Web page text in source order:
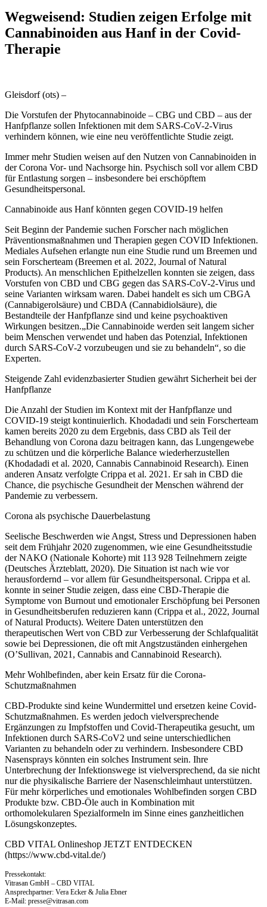
Wegweisend: Studien zeigen Erfolge mit
Cannabinoiden aus Hanf in der Covid-
Therapie
Gleisdorf (ots) –
Die Vorstufen der Phytocannabinoide – CBG und CBD – aus der
Hanfpflanze sollen Infektionen mit dem SARS-CoV-2-Virus
verhindern können, wie eine neu veröffentlichte Studie zeigt.
Immer mehr Studien weisen auf den Nutzen von Cannabinoiden in
der Corona Vor- und Nachsorge hin. Psychisch soll vor allem CBD
für Entlastung sorgen – insbesondere bei erschöpftem
Gesundheitspersonal.
Cannabinoide aus Hanf könnten gegen COVID-19 helfen
Seit Beginn der Pandemie suchen Forscher nach möglichen
Präventionsmaßnahmen und Therapien gegen COVID Infektionen.
Mediales Aufsehen erlangte nun eine Studie rund um Breemen und
sein Forscherteam (Breemen et al. 2022, Journal of Natural
Products). An menschlichen Epithelzellen konnten sie zeigen, dass
Vorstufen von CBD und CBG gegen das SARS-CoV-2-Virus und
seine Varianten wirksam waren. Dabei handelt es sich um CBGA
(Cannabigerolsäure) und CBDA (Cannabidiolsäure), die
Bestandteile der Hanfpflanze sind und keine psychoaktiven
Wirkungen besitzen.„Die Cannabinoide werden seit langem sicher
beim Menschen verwendet und haben das Potenzial, Infektionen
durch SARS-CoV-2 vorzubeugen und sie zu behandeln“, so die
Experten.
Steigende Zahl evidenzbasierter Studien gewährt Sicherheit bei der
Hanfpflanze
Die Anzahl der Studien im Kontext mit der Hanfpflanze und
COVID-19 steigt kontinuierlich. Khodadadi und sein Forscherteam
kamen bereits 2020 zu dem Ergebnis, dass CBD als Teil der
Behandlung von Corona dazu beitragen kann, das Lungengewebe
zu schützen und die körperliche Balance wiederherzustellen
(Khodadadi et al. 2020, Cannabis Cannabinoid Research). Einen
anderen Ansatz verfolgte Crippa et al. 2021. Er sah in CBD die
Chance, die psychische Gesundheit der Menschen während der
Pandemie zu verbessern.
Corona als psychische Dauerbelastung
Seelische Beschwerden wie Angst, Stress und Depressionen haben
seit dem Frühjahr 2020 zugenommen, wie eine Gesundheitsstudie
der NAKO (Nationale Kohorte) mit 113 928 Teilnehmern zeigte
(Deutsches Ärzteblatt, 2020). Die Situation ist nach wie vor
herausfordernd – vor allem für Gesundheitspersonal. Crippa et al.
konnte in seiner Studie zeigen, dass eine CBD-Therapie die
Symptome von Burnout und emotionaler Erschöpfung bei Personen
in Gesundheitsberufen reduzieren kann (Crippa et al., 2022, Journal
of Natural Products). Weitere Daten unterstützen den
therapeutischen Wert von CBD zur Verbesserung der Schlafqualität
sowie bei Depressionen, die oft mit Angstzuständen einhergehen
(O’Sullivan, 2021, Cannabis and Cannabinoid Research).
Mehr Wohlbefinden, aber kein Ersatz für die Corona-
Schutzmaßnahmen
CBD-Produkte sind keine Wundermittel und ersetzen keine Covid-
Schutzmaßnahmen. Es werden jedoch vielversprechende
Ergänzungen zu Impfstoffen und Covid-Therapeutika gesucht, um
Infektionen durch SARS-CoV2 und seine unterschiedlichen
Varianten zu behandeln oder zu verhindern. Insbesondere CBD
Nasensprays könnten ein solches Instrument sein. Ihre
Unterbrechung der Infektionswege ist vielversprechend, da sie nicht
nur die physikalische Barriere der Nasenschleimhaut unterstützen.
Für mehr körperliches und emotionales Wohlbefinden sorgen CBD
Produkte bzw. CBD-Öle auch in Kombination mit
orthomolekularen Spezialformeln im Sinne eines ganzheitlichen
Lösungskonzeptes.
CBD VITAL Onlineshop JETZT ENTDECKEN
(https://www.cbd-vital.de/)
Pressekontakt:
Vitrasan GmbH – CBD VITAL
Ansprechpartner: Vera Ecker & Julia Ebner
E-Mail: presse@vitrasan.com